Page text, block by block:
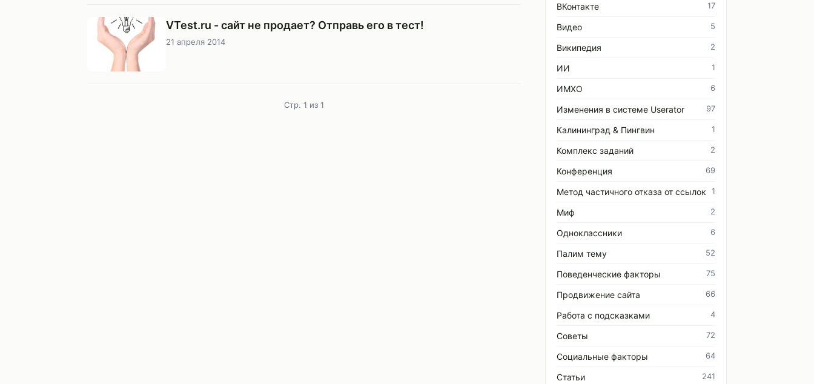
VTest.ru - сайт не продает? Отправь его в тест!
21 апреля 2014
Стр. 1 из 1
ВКонтакте 17
Видео 5
Википедия 2
ИИ 1
ИМХО 6
Изменения в системе Userator 97
Калининград & Пингвин 1
Комплекс заданий 2
Конференция 69
Метод частичного отказа от ссылок 1
Миф 2
Одноклассники 6
Палим тему 52
Поведенческие факторы 75
Продвижение сайта 66
Работа с подсказками 4
Советы 72
Социальные факторы 64
Статьи 241